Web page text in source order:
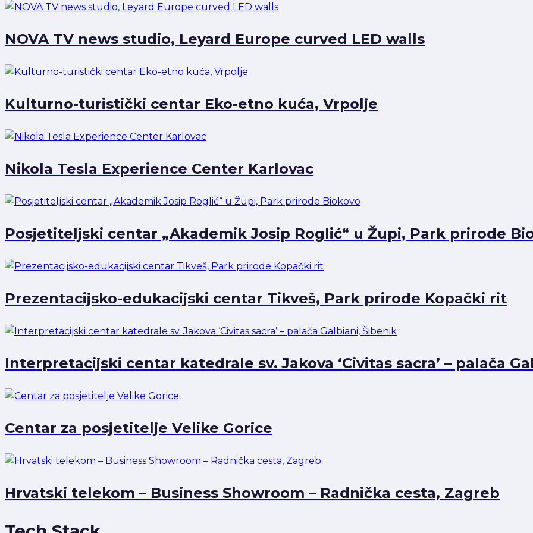
NOVA TV news studio, Leyard Europe curved LED walls
Kulturno-turistički centar Eko-etno kuća, Vrpolje
Nikola Tesla Experience Center Karlovac
Posjetiteljski centar „Akademik Josip Roglić“ u Župi, Park prirode
Prezentacijsko-edukacijski centar Tikveš, Park prirode Kopački rit
Interpretacijski centar katedrale sv. Jakova ‘Civitas sacra’ – palača
Centar za posjetitelje Velike Gorice
Hrvatski telekom – Business Showroom – Radnička cesta, Zagreb